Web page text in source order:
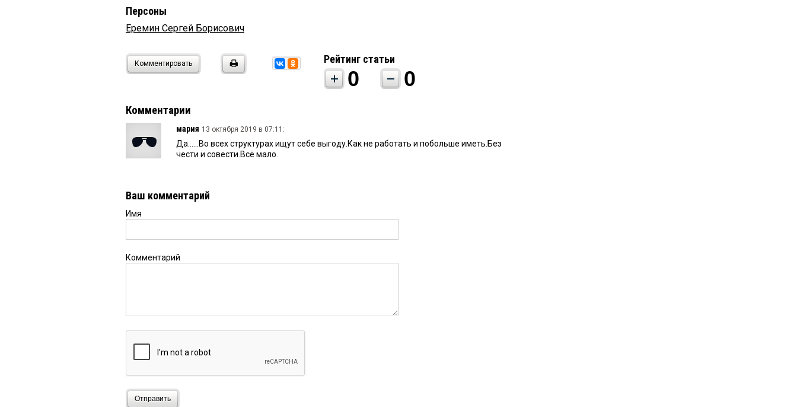
Персоны
Еремин Сергей Борисович
Комментировать Рейтинг статьи
0 0
Комментарии
мария 13 октября 2019 в 07:11:
Да......Во всех структурах ищут себе выгоду.Как не работать и побольше иметь.Без
чести и совести.Всё мало.
Ваш комментарий
Имя
Комментарий
Отправить